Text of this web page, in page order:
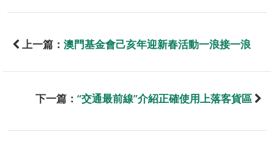
上一篇： 澳門基金會己亥年迎新春活動一浪接一浪
下一篇： “交通最前線”介紹正確使用上落客貨區